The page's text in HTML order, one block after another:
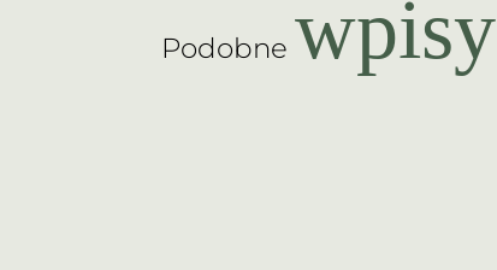
Podobne wpisy